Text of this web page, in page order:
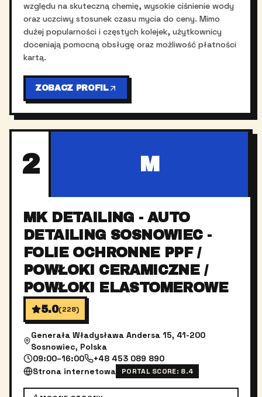
względu na skuteczną chemię, wysokie ciśnienie wody
oraz uczciwy stosunek czasu mycia do ceny. Mimo
dużej popularności i częstych kolejek, użytkownicy
doceniają pomocną obsługę oraz możliwość płatności
kartą.
ZOBACZ PROFIL
2 M
MK DETAILING - AUTO
DETAILING SOSNOWIEC -
FOLIE OCHRONNE PPF /
POWŁOKI CERAMICZNE /
POWŁOKI ELASTOMEROWE
5.0(228)
Generała Władysława Andersa 15, 41-200
Sosnowiec, Polska
09:00–16:00
+48 453 089 890
Strona internetowa
PORTAL SCORE: 8.4